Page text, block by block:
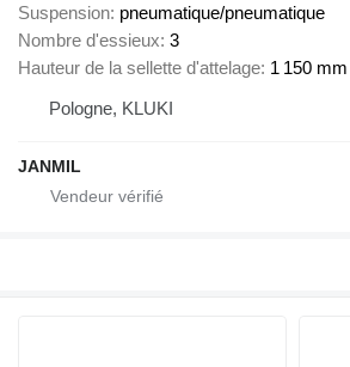
Suspension pneumatique/pneumatique
Nombre d'essieux 3
Hauteur de la sellette d'attelage 1 150 mm
Pologne, KLUKI
JANMIL